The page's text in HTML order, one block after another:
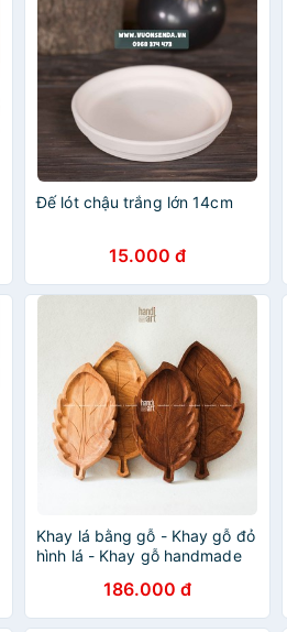
Đế lót chậu trắng lớn 14cm
15.000 đ
Khay lá bằng gỗ - Khay gỗ đỏ
hình lá - Khay gỗ handmade
186.000 đ